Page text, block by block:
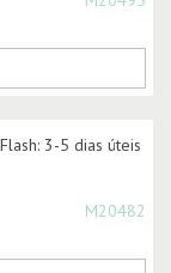
M20482